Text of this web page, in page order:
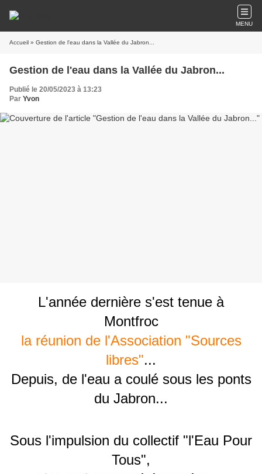
MENU
Accueil » Gestion de l'eau dans la Vallée du Jabron...
Gestion de l'eau dans la Vallée du Jabron...
Publié le 20/05/2023 à 13:23
Par Yvon
L'année dernière s'est tenue à
Montfroc
la réunion de l'Association "Sources
libres"...
Depuis, de l'eau a coulé sous les ponts
du Jabron...
Sous l'impulsion du collectif "l'Eau Pour
Tous",